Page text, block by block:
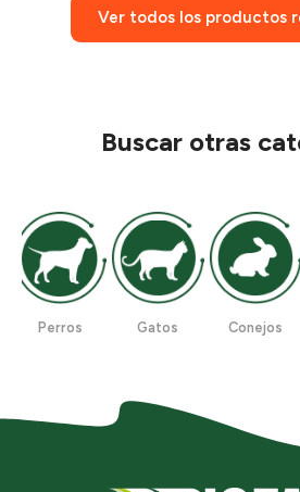
Ver todos los productos
Buscar otras
Perros Gatos Conejos